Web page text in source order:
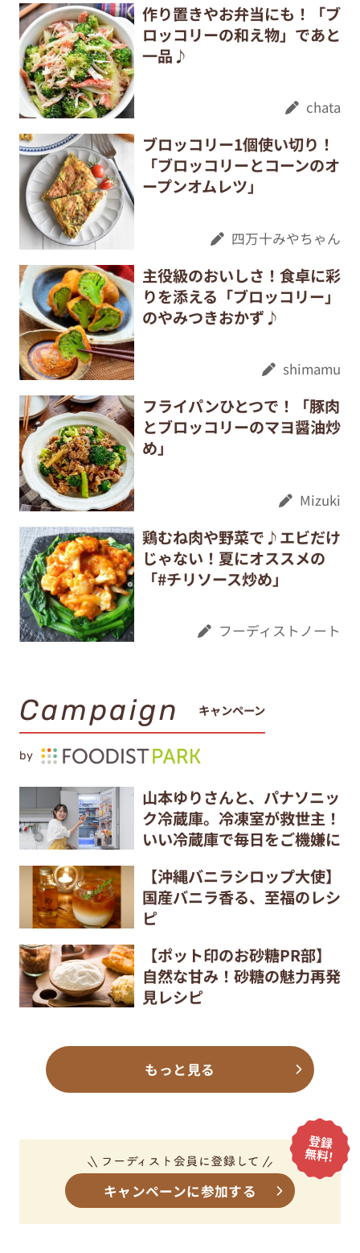
作り置きやお弁当にも！「ブ
ロッコリーの和え物」であと
一品♪
chata
ブロッコリー1個使い切り！
「ブロッコリーとコーンのオ
ープンオムレツ」
四万十みやちゃん
主役級のおいしさ！食卓に彩
りを添える「ブロッコリー」
のやみつきおかず♪
shimamu
フライパンひとつで！「豚肉
とブロッコリーのマヨ醤油炒
め」
Mizuki
鶏むね肉や野菜で♪エビだけ
じゃない！夏にオススメの
「#チリソース炒め」
フーディストノート
Campaign キャンペーン
by
山本ゆりさんと、パナソニッ
ク冷蔵庫。冷凍室が救世主！
いい冷蔵庫で毎日をご機嫌に
【沖縄バニラシロップ大使】
国産バニラ香る、至福のレシ
ピ
【ポット印のお砂糖PR部】
自然な甘み！砂糖の魅力再発
見レシピ
もっと見る
キャンペーンに参加する